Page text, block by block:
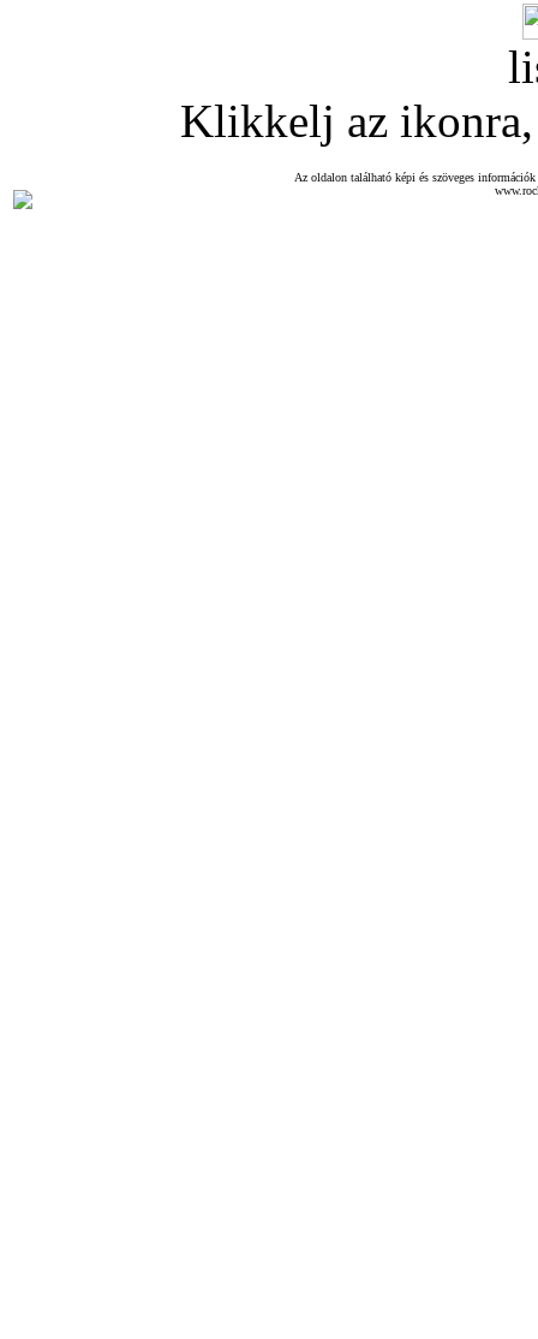
Klikkelj az ikonra,
Az oldalon található képi és szöveges információk